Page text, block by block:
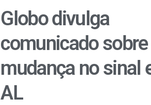
Globo divulga
comunicado sobre
mudança no sinal
AL